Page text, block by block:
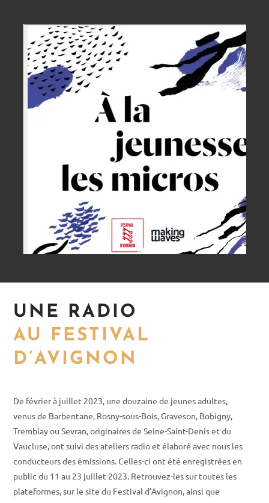
UNE RADIO
AU FESTIVAL
D’AVIGNON
De février à juillet 2023, une douzaine de jeunes adultes,
venus de Barbentane, Rosny-sous-Bois, Graveson, Bobigny,
Tremblay ou Sevran, originaires de Seine-Saint-Denis et du
Vaucluse, ont suivi des ateliers radio et élaboré avec nous les
conducteurs des émissions. Celles-ci ont été enregistrées en
public du 11 au 23 juillet 2023. Retrouvez-les sur toutes les
plateformes, sur le site du Festival d’Avignon, ainsi que